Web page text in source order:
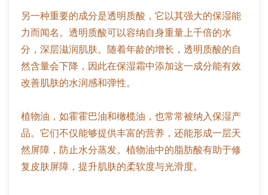
另一种重要的成分是透明质酸，它以其强大的保湿能
力而闻名。透明质酸可以容纳自身重量上千倍的水
分，深层滋润肌肤。随着年龄的增长，透明质酸的自
然含量会下降，因此在保湿霜中添加这一成分能有效
改善肌肤的水润感和弹性。
植物油，如霍霍巴油和橄榄油，也常常被纳入保湿产
品。它们不仅能够提供丰富的营养，还能形成一层天
然屏障，防止水分蒸发。植物油中的脂肪酸有助于修
复皮肤屏障，提升肌肤的柔软度与光滑度。